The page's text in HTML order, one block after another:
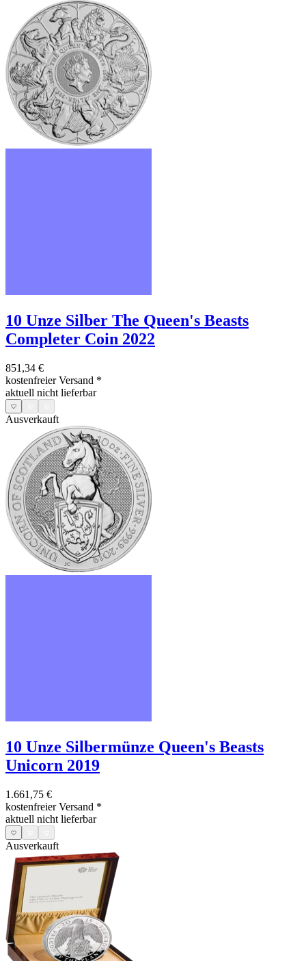
10 Unze Silber The Queen's Beasts
Completer Coin 2022
851,34 €
kostenfreier Versand *
aktuell nicht lieferbar
Ausverkauft
10 Unze Silbermünze Queen's Beasts
Unicorn 2019
1.661,75 €
kostenfreier Versand *
aktuell nicht lieferbar
Ausverkauft